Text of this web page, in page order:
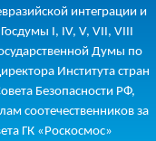
интеграции и
I, IV, V, VII, VIII
Думы по
Института стран
Безопасности РФ,
соотечественников за
ГК «Роскосмос»